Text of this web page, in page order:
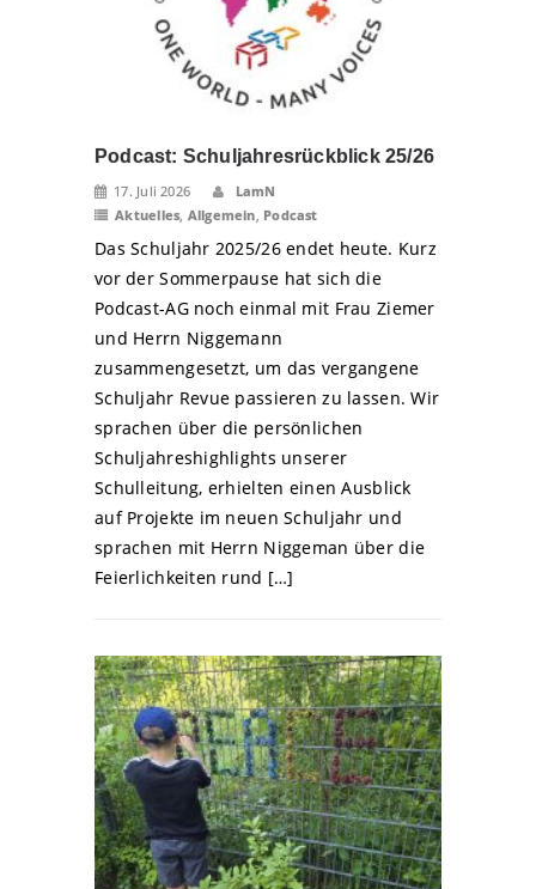
Podcast: Schuljahresrückblick 25/26
17. Juli 2026
LamN
Aktuelles Allgemein Podcast
Das Schuljahr 2025/26 endet heute. Kurz
vor der Sommerpause hat sich die
Podcast-AG noch einmal mit Frau Ziemer
und Herrn Niggemann
zusammengesetzt, um das vergangene
Schuljahr Revue passieren zu lassen. Wir
sprachen über die persönlichen
Schuljahreshighlights unserer
Schulleitung, erhielten einen Ausblick
auf Projekte im neuen Schuljahr und
sprachen mit Herrn Niggeman über die
Feierlichkeiten rund […]